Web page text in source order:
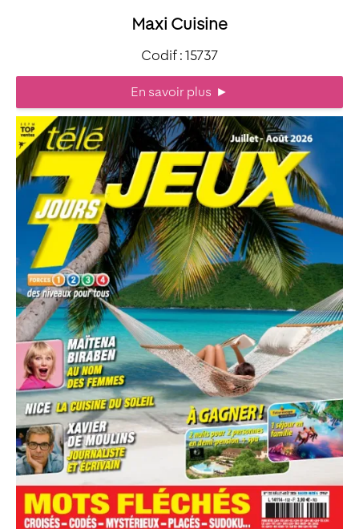
Maxi Cuisine
Codif : 15737
En savoir plus ►